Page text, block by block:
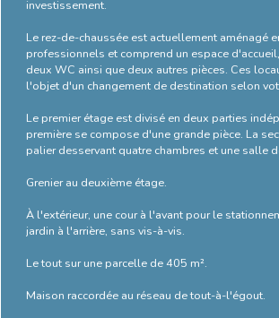
énergétique
investissement.
Le rez-de-chaussée est actuellement aménagé
professionnels et comprend un espace
deux WC ainsi que deux autres pièces. Ces
l'objet d'un changement de destination selon
Le premier étage est divisé en deux parties
première se compose d'une grande pièce. La
palier desservant quatre chambres et une salle
Grenier au deuxième étage.
À l'extérieur, une cour à l'avant pour le
jardin à l'arrière, sans vis-à-vis.
Le tout sur une parcelle de 405 m².
Maison raccordée au réseau de tout-à-l'égout.